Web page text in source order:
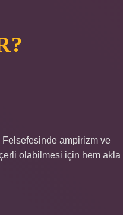
Felsefesinde ampirizm ve
olabilmesi için hem akla